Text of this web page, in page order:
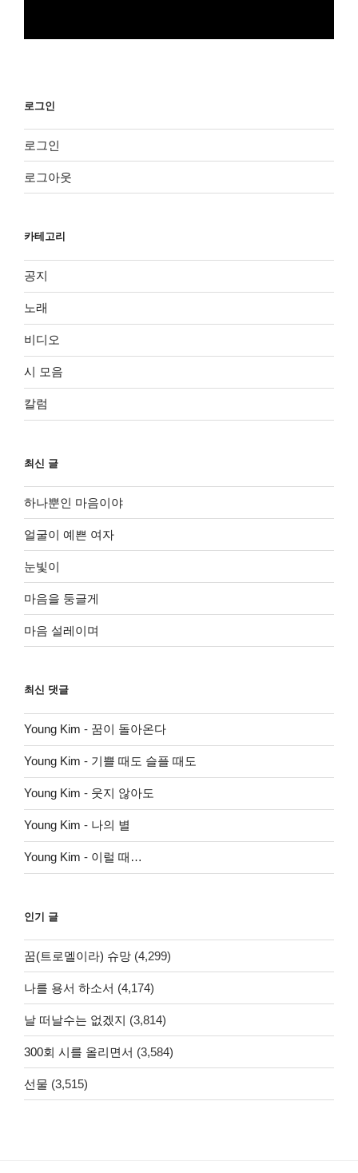
로그인
로그인
로그아웃
카테고리
공지
노래
비디오
시 모음
칼럼
최신 글
하나뿐인 마음이야
얼굴이 예쁜 여자
눈빛이
마음을 둥글게
마음 설레이며
최신 댓글
Young Kim - 꿈이 돌아온다
Young Kim - 기쁠 때도 슬플 때도
Young Kim - 웃지 않아도
Young Kim - 나의 별
Young Kim - 이럴 때…
인기 글
꿈(트로멜이라) 슈망 (4,299)
나를 용서 하소서 (4,174)
날 떠날수는 없겠지 (3,814)
300회 시를 올리면서 (3,584)
선물 (3,515)